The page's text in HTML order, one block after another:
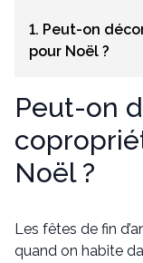
1. Peut-on
pour Noël ?
Peut-on
Noël ?
Les fêtes de fin
quand on habite